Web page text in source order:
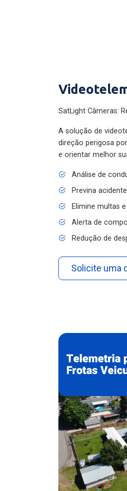
SatLight Câmeras:
A solução de
direção perigosa
e orientar melhor
Análise de
Previna
Elimine multas
Alerta de
Redução de
Solicite uma